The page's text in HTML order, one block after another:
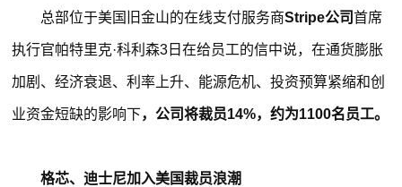
总部位于美国旧金山的在线支付服务商Stripe公司首席
执行官帕特里克·科利森3日在给员工的信中说，在通货膨胀
加剧、经济衰退、利率上升、能源危机、投资预算紧缩和创
业资金短缺的影响下，公司将裁员14%，约为1100名员工。
格芯、迪士尼加入美国裁员浪潮